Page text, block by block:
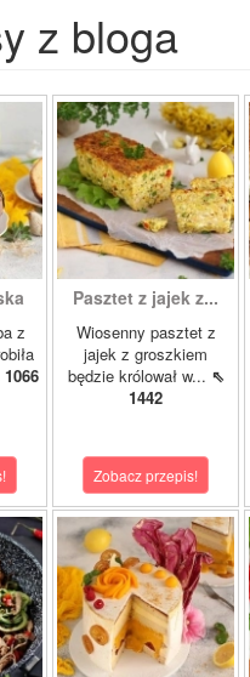
z bloga
z
Pasztet z jajek z...
Wiosenny pasztet z
jajek z groszkiem
będzie królował w... ⇖
1442
Zobacz przepis!